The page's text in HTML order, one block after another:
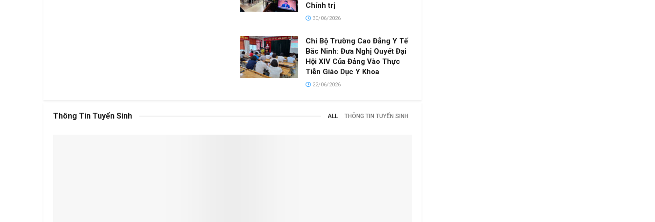
Chính trị
30/06/2026
Chi Bộ Trường Cao Đẳng Y Tế
Bắc Ninh: Đưa Nghị Quyết Đại
Hội XIV Của Đảng Vào Thực
Tiễn Giáo Dục Y Khoa
22/06/2026
Thông Tin Tuyển Sinh ALL THÔNG TIN TUYỂN SINH